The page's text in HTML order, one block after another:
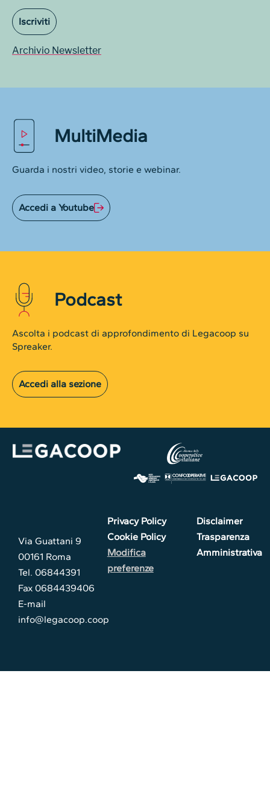
Iscriviti
Archivio Newsletter
MultiMedia
Guarda i nostri video, storie e webinar.
Accedi a Youtube
Podcast
Ascolta i podcast di approfondimento di Legacoop su
Spreaker.
Accedi alla sezione
Via Guattani 9
00161 Roma
Tel. 06844391
Fax 0684439406
E-mail
info@legacoop.coop
Privacy Policy
Cookie Policy
Modifica
preferenze
Disclaimer
Trasparenza
Amministrativa